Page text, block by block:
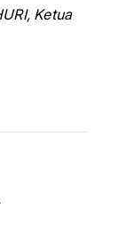
Ketua